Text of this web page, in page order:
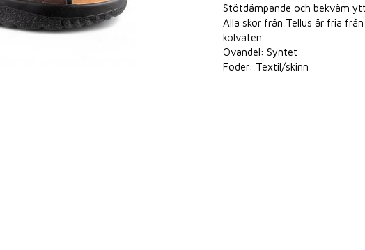
Stötdämpande och bekväm
Alla skor från Tellus är fria
kolväten.
Ovandel: Syntet
Foder: Textil/skinn